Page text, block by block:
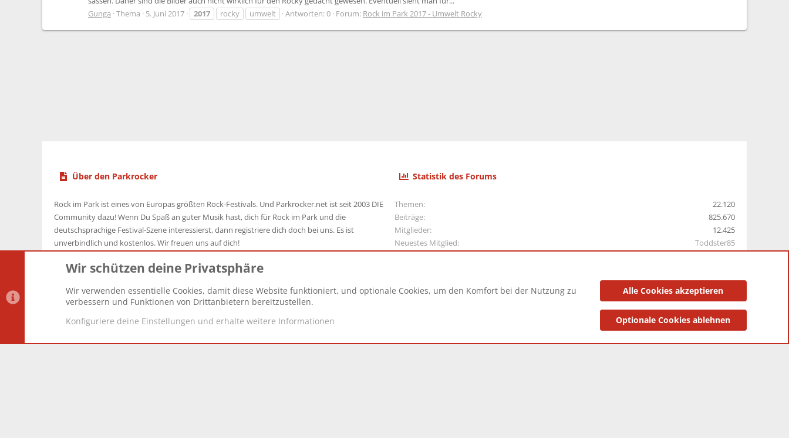
Gunga Thema 5. Juni 2017 2017 rocky umwelt Antworten: 0 Forum: Rock im Park 2017 - Umwelt Rocky
Über den Parkrocker
Rock im Park ist eines von Europas größten Rock-Festivals. Und Parkrocker.net ist seit 2003 DIE
Community dazu! Wenn Du Spaß an guter Musik hast, dich für Rock im Park und die
deutschsprachige Festival-Szene interessierst, dann registriere dich doch bei uns. Es ist
unverbindlich und kostenlos. Wir freuen uns auf dich!
Statistik des Forums
Themen
22.120
Beiträge
825.670
Mitglieder
12.425
Neuestes Mitglied
Toddster85
Datenschutz-Einstellungen PR Light Deutsch [Du] Datenschutzerklärung Impressum
Wir schützen deine Privatsphäre
Wir verwenden essentielle Cookies, damit diese Website funktioniert, und optionale Cookies, um den Komfort bei der Nutzung zu
verbessern und Funktionen von Drittanbietern bereitzustellen.
Konfiguriere deine Einstellungen und erhalte weitere Informationen
Alle Cookies akzeptieren
Optionale Cookies ablehnen